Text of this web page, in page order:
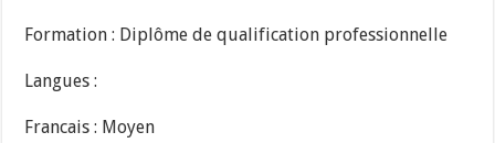
Formation : Diplôme de qualification professionnelle
Langues :
Francais : Moyen